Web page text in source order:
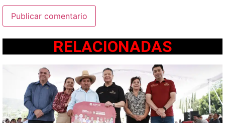
RELACIONADAS